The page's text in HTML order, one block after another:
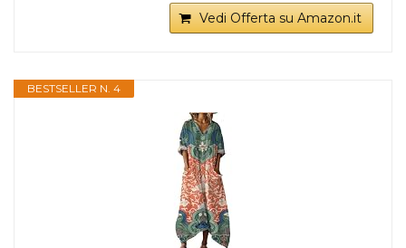
Vedi Offerta su Amazon.it
BESTSELLER N. 4